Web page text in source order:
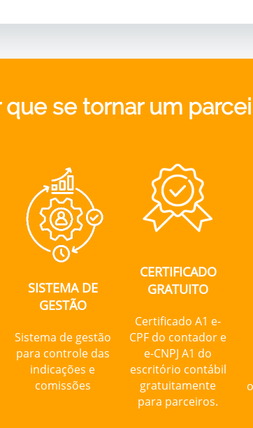
se tornar um
SISTEMA DE
GESTÃO
Sistema de gestão
para controle das
indicações e
comissões
CERTIFICADO
GRATUITO
Certificado A1 e-
CPF do contador e
e-CNPJ A1 do
escritório contábil
gratuitamente
para parceiros.